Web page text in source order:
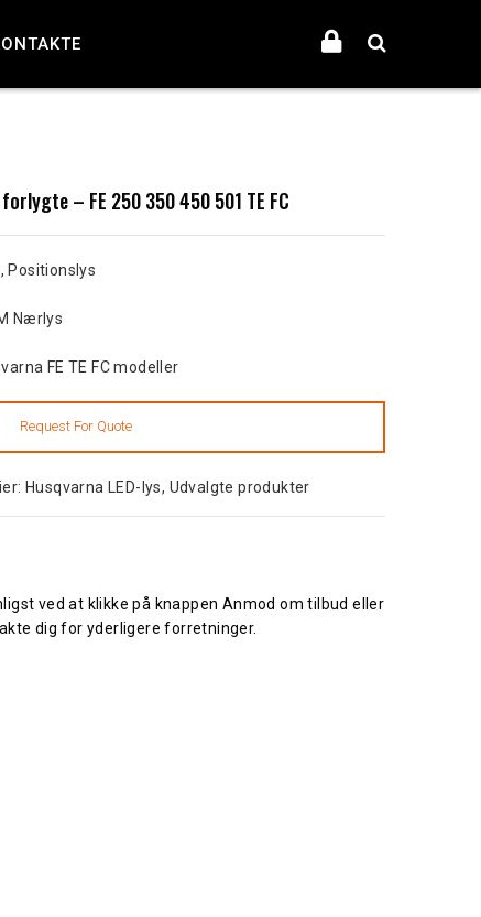
– FE 250 350 450 501 TE FC
Positionslys
Nærlys
FE TE FC modeller
Husqvarna LED-lys, Udvalgte produkter
ved at klikke på knappen Anmod om tilbud eller
dig for yderligere forretninger.